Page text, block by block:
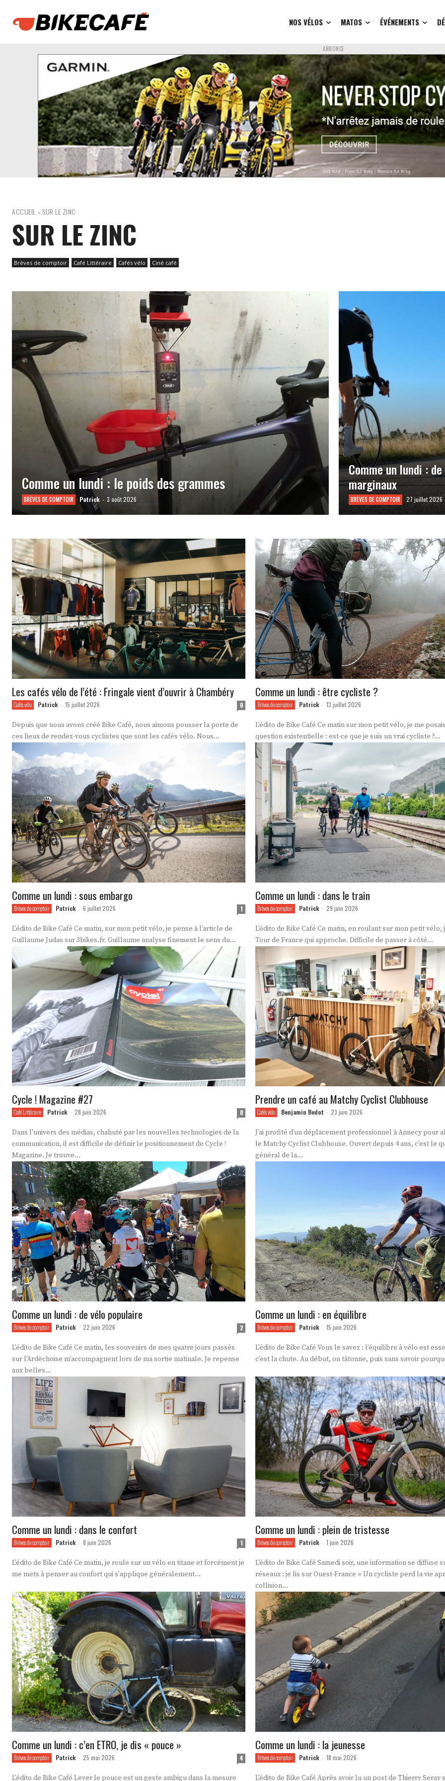
NOS VÉLOS MATOS ÉVÉNEMENTS
ANNONCE
ACCUEIL SUR LE ZINC
SUR LE ZINC
Brèves de comptoir Café Littéraire Cafés vélo Ciné café
Comme un lundi : le poids des grammes
BRÈVES DE COMPTOIR Patrick - 3 août 2026
Comme un lundi :
marginaux
BRÈVES DE COMPTOIR 27 juillet 2026
Les cafés vélo de l’été : Fringale vient d’ouvrir à Chambéry
Cafés vélo Patrick - 15 juillet 2026 0
Depuis que nous avons créé Bike Café, nous aimons pousser la porte de
ces lieux de rendez-vous cyclistes que sont les cafés vélo. Nous...
Comme un lundi : être cycliste ?
Brèves de comptoir Patrick - 13 juillet 2026
L'édito de Bike Café Ce matin sur mon petit vélo, je me posais cette
question existentielle : est-ce que je suis un vrai cycliste ?...
Comme un lundi : sous embargo
Brèves de comptoir Patrick - 6 juillet 2026 1
L'édito de Bike Café Ce matin, sur mon petit vélo, je pense à l’article de
Guillaume Judas sur 3bikes.fr. Guillaume analyse finement le sens du...
Comme un lundi : dans le train
Brèves de comptoir Patrick - 29 juin 2026
L'édito de Bike Café Ce matin, en roulant sur mon petit vélo, je pense au
Tour de France qui approche. Difficile de passer à côté...
Cycle ! Magazine #27
Café Littéraire Patrick - 28 juin 2026 0
Dans l'univers des médias, chahuté par les nouvelles technologies de la
communication, il est difficile de définir le positionnement de Cycle !
Magazine. Je trouve...
Prendre un café au Matchy Cyclist Clubhouse
Cafés vélo Benjamin Bodot - 23 juin 2026
J’ai profité d’un déplacement professionnel à Annecy pour
le Matchy Cyclist Clubhouse. Ouvert depuis 4 ans, c'est le
général de la...
Comme un lundi : de vélo populaire
Brèves de comptoir Patrick - 22 juin 2026 2
L'édito de Bike Café Ce matin, les souvenirs de mes quatre jours passés
sur l'Ardèchoise m'accompagnent lors de ma sortie matinale. Je repense
aux belles...
Comme un lundi : en équilibre
Brèves de comptoir Patrick - 15 juin 2026
L'édito de Bike Café Vous le savez : l’équilibre à vélo est essentiel, sinon
c’est la chute. Au début, on tâtonne, puis sans savoir
Comme un lundi : dans le confort
Brèves de comptoir Patrick - 8 juin 2026 1
L'édito de Bike Café Ce matin, je roule sur un vélo en titane et forcément je
me mets à penser au confort qui s'applique généralement...
Comme un lundi : plein de tristesse
Brèves de comptoir Patrick - 1 juin 2026
L'édito de Bike Café Samedi soir, une information se diffuse sur les
réseaux : je lis sur Ouest-France « Un cycliste perd la vie
collision...
Comme un lundi : c’en ETRO, je dis « pouce »
Brèves de comptoir Patrick - 25 mai 2026 4
L'édito de Bike Café Lever le pouce est un geste ambigu dans la mesure
Comme un lundi : la jeunesse
Brèves de comptoir Patrick - 18 mai 2026
L'édito de Bike Café Après avoir lu un post de Thierry Seray sur le réseau